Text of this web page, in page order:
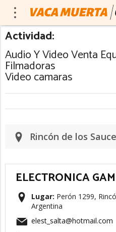
Actividad:
Audio Y Video Venta
Filmadoras
Video camaras
Rincón de los
ELECTRONICA
Lugar: Perón 1299,
Argentina
elest_salta@hotmail.com